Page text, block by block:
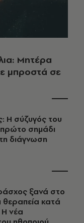
Μητέρα
μπροστά σε
Η σύζυγός του
σημάδι
διάγνωση
ξανά στο
θεραπεία κατά
Η νέα